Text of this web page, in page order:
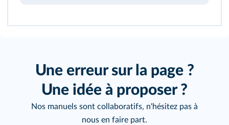
Une erreur sur la page ?
Une idée à proposer ?
Nos manuels sont collaboratifs, n'hésitez pas à
nous en faire part.